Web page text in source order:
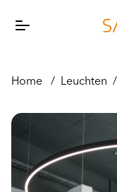
Home / Leuchten /